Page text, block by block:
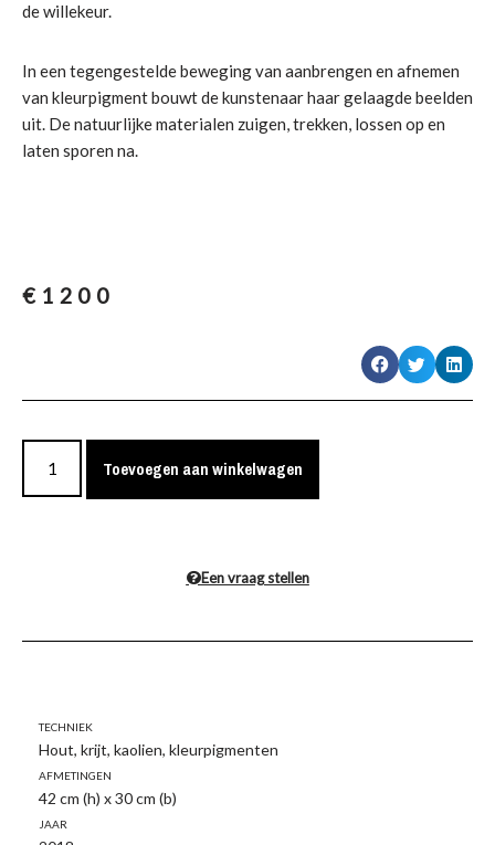
de willekeur.
In een tegengestelde beweging van aanbrengen en afnemen
van kleurpigment bouwt de kunstenaar haar gelaagde beelden
uit. De natuurlijke materialen zuigen, trekken, lossen op en
laten sporen na.
€ 1200
Toevoegen aan winkelwagen
Een vraag stellen
Techniek
Hout, krijt, kaolien, kleurpigmenten
Afmetingen
42 cm (h) x 30 cm (b)
Jaar